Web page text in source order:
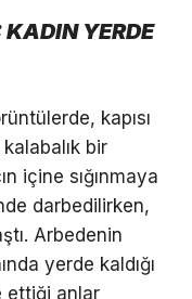
YERDE
kapısı
bir
içine sığınmaya
darbedilirken,
Arbedenin
yerde kaldığı
ettiği anlar